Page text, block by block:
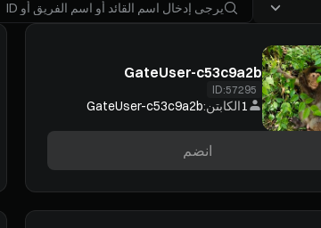
GateUser-c53c9a2b
ID:57295
1الكابتن:GateUser-c53c9a2b
انضم